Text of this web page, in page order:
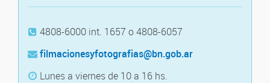
4808-6000 int. 1657 o 4808-6057
filmacionesyfotografias@bn.gob.ar
Lunes a viernes de 10 a 16 hs.